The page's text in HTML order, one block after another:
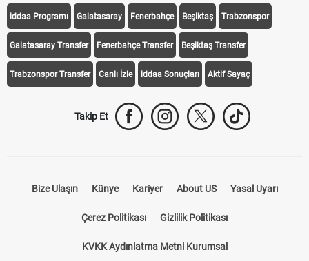
iddaa Programı Galatasaray Fenerbahçe Beşiktaş Trabzonspor
Galatasaray Transfer Fenerbahçe Transfer Beşiktaş Transfer
Trabzonspor Transfer Canlı İzle iddaa Sonuçları Aktif Sayaç
Takip Et
Bize Ulaşın Künye Kariyer About US Yasal Uyarı
Çerez Politikası Gizlilik Politikası
KVKK Aydınlatma Metni Kurumsal